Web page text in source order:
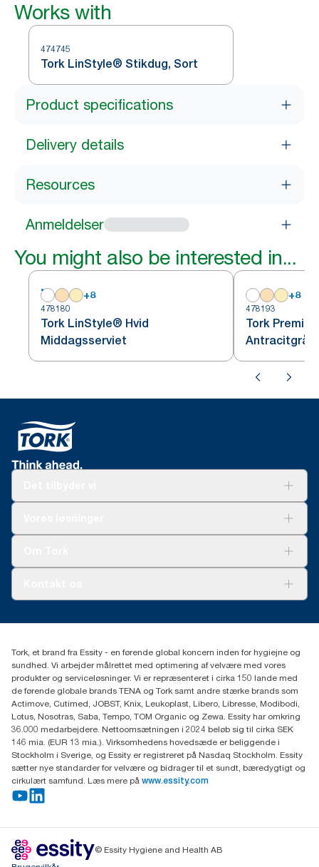
Works with
474745
Tork LinStyle® Stikdug, Sort
Product specifications
Delivery details
Resources
Anmeldelser
You might also be interested in...
+8
478180
Tork LinStyle® Hvid
Middagsserviet
+8
478193
Tork
Antracitgrå
fold
Smiley-rapport
(+45) 48 16 82 44
Professional Hygiene
Gydevang 33
DK-3450 Allerød
Tork, et brand fra Essity - en førende global koncern inden for hygiejne og
sundhed. Vi arbejder målrettet med optimering af velvære med vores
produkter og serviceløsninger. Vi er repræsenteret i cirka 150 lande med
de førende globale brands TENA og Tork samt andre stærke brands som
Actimove, Cutimed, JOBST, Knix, Leukoplast, Libero, Libresse, Modibodi,
Lotus, Nosotras, Saba, Tempo, TOM Organic og Zewa. Essity har omkring
36.000 medarbejdere. Nettoomsætningen i 2024 beløb sig til cirka SEK
146 mia. (EUR 13 mia.). Virksomhedens hovedsæde er beliggende i
Stockholm i Sverige, og Essity er registreret på Nasdaq Stockholm. Essity
sætter nye standarder for velvære og bidrager til et sundt, bæredygtigt og
cirkulært samfund. Læs mere på www.essity.com
© Essity Hygiene and Health AB